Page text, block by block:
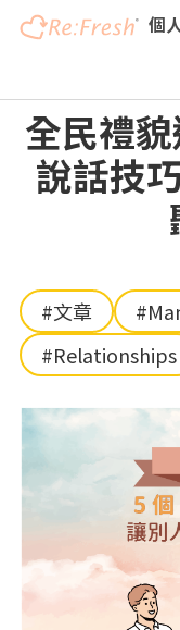
Skip
main
content
個
全民禮貌
說話技
#文章
#Relationships